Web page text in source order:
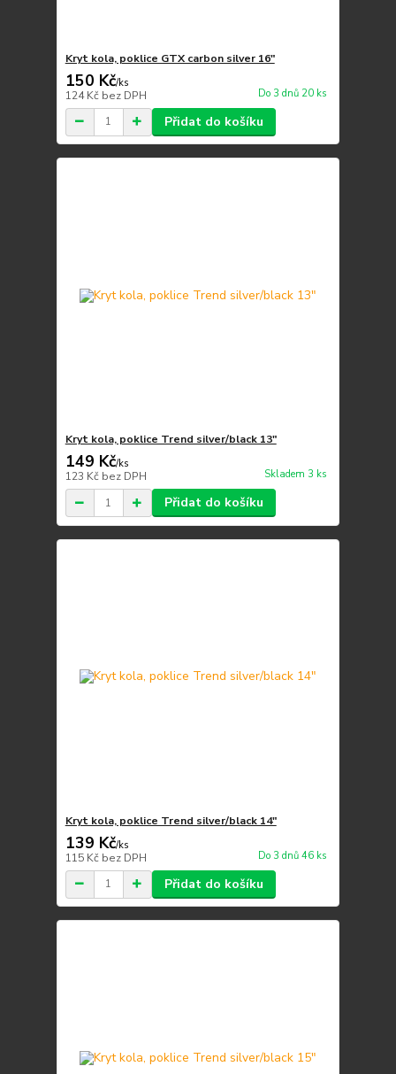
Kryt kola, poklice GTX carbon silver 16"
150 Kč/ks
124 Kč bez DPH Do 3 dnů 20 ks
Přidat do košíku
Kryt kola, poklice Trend silver/black 13"
149 Kč/ks
123 Kč bez DPH Skladem 3 ks
Přidat do košíku
Kryt kola, poklice Trend silver/black 14"
139 Kč/ks
115 Kč bez DPH Do 3 dnů 46 ks
Přidat do košíku